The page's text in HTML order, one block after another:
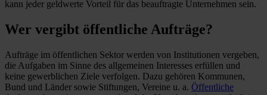
kann jeder geldwerte Vorteil für das beauftragte Unternehmen sein.
Wer vergibt öffentliche Aufträge?
Aufträge im öffentlichen Sektor werden von Institutionen vergeben,
die Aufgaben im Sinne des allgemeinen Interesses erfüllen und
keine gewerblichen Ziele verfolgen. Dazu gehören Kommunen,
Bund und Länder sowie Stiftungen, Vereine u. a. Öffentliche